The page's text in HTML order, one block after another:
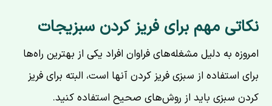
نکاتی مهم برای فریز کردن سبزیجات
امروزه به دلیل مشغله‌های فراوان افراد یکی از بهترین راه‌ها
برای استفاده از سبزی فریز کردن آنها است، البته برای فریز
کردن سبزی باید از روش‌های صحیح استفاده کنید.